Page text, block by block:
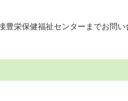
豊栄保健福祉センターまでお問い